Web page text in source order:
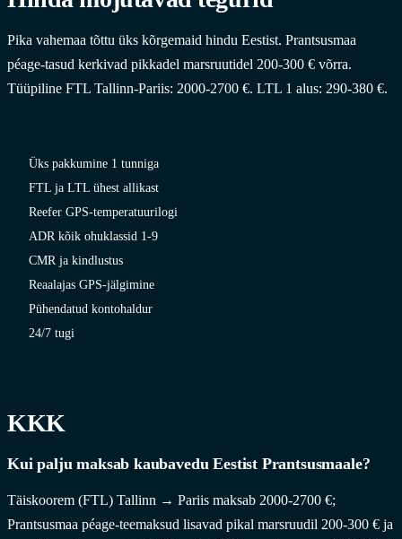
Pika vahemaa tõttu üks kõrgemaid hindu Eestist. Prantsusmaa
péage-tasud kerkivad pikkadel marsruutidel 200-300 € võrra.
Tüüpiline FTL Tallinn-Pariis: 2000-2700 €. LTL 1 alus: 290-380 €.
Üks pakkumine 1 tunniga
FTL ja LTL ühest allikast
Reefer GPS-temperatuurilogi
ADR kõik ohuklassid 1-9
CMR ja kindlustus
Reaalajas GPS-jälgimine
Pühendatud kontohaldur
24/7 tugi
KKK
Kui palju maksab kaubavedu Eestist Prantsusmaale?
Täiskoorem (FTL) Tallinn → Pariis maksab 2000-2700 €;
Prantsusmaa péage-teemaksud lisavad pikal marsruudil 200-300 € ja